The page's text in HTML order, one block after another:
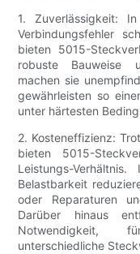
1. Zuverlässigkeit:
Verbindungsfehler
bieten 5015-
robuste Bauweise
machen sie
gewährleisten so
unter härtesten
2. Kosteneffizienz:
bieten 5015-
Leistungs-
Belastbarkeit
oder Reparaturen
Darüber hinaus
Notwendigkeit,
unterschiedliche